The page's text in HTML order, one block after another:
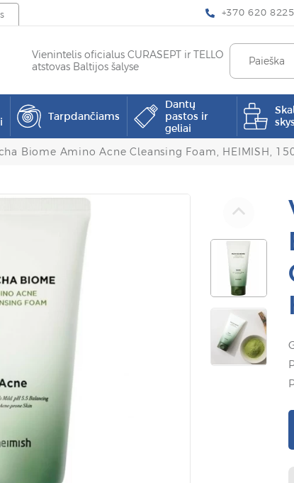
+370 620
Vienintelis oficialus CURASEPT ir TELLO
atstovas Baltijos šalyse
Tarpdančiams
Dantų
pastos ir
geliai
Biome Amino Acne Cleansing Foam, HEIMISH,